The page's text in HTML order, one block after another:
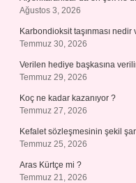
Ağustos 3, 2026
Karbondioksit taşınması
Temmuz 30, 2026
Verilen hediye başkasına
Temmuz 29, 2026
Koç ne kadar kazanıyor ?
Temmuz 27, 2026
Kefalet sözleşmesinin şekil
Temmuz 25, 2026
Aras Kürtçe mi ?
Temmuz 21, 2026